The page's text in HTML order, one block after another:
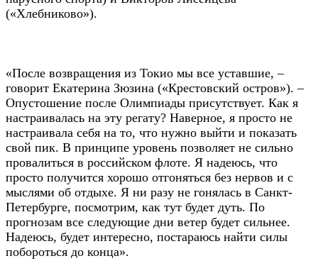
(«Хлебниково»).
«После возвращения из Токио мы все уставшие, –
говорит Екатерина Зюзина («Крестовский остров»). –
Опустошение после Олимпиады присутствует. Как я
настраивалась на эту регату? Наверное, я просто не
настраивала себя на то, что нужно выйти и показать
свой пик. В принципе уровень позволяет не сильно
провалиться в российском флоте. Я надеюсь, что
просто получится хорошо отгоняться без нервов и с
мыслями об отдыхе. Я ни разу не гонялась в Санкт-
Петербурге, посмотрим, как тут будет дуть. По
прогнозам все следующие дни ветер будет сильнее.
Надеюсь, будет интересно, постараюсь найти силы
побороться до конца».